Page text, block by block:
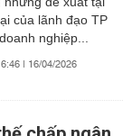
của lãnh đạo TP
nghiệp...
| 16/04/2026